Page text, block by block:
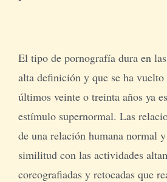
El tipo de pornografía dura en
alta definición y que se ha
últimos veinte o treinta años ya
estímulo supernormal. Las
de una relación humana normal
similitud con las actividades
coreografiadas y retocadas que